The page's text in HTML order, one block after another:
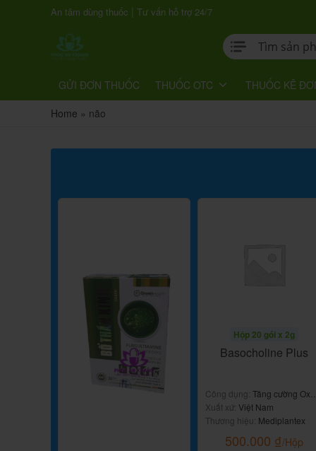
An tâm dùng thuốc | Tư vấn hỗ trợ 24/7
GỬI ĐƠN THUỐC THUỐC OTC THUỐC KÊ
Home » não
Hộp 20 gói x 2g
Basocholine Plus
Công dụng: Tăng cường Oxy
lên não
Xuất xứ: Việt Nam
Thương hiệu: Mediplantex
500.000 ₫/Hộp